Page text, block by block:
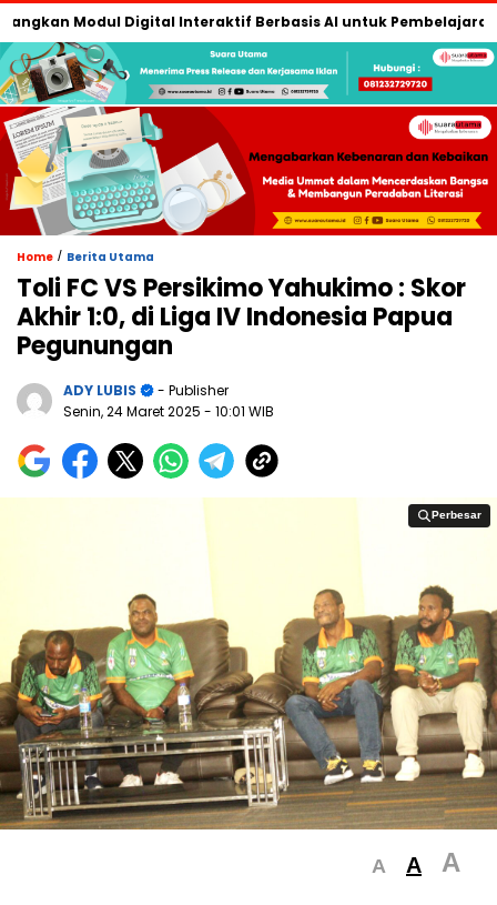
Modul Digital Interaktif Berbasis AI untuk Pembelajaran
Home / Berita Utama
Toli FC VS Persikimo Yahukimo : Skor
Akhir 1:0, di Liga IV Indonesia Papua
Pegunungan
ADY LUBIS
- Publisher
Senin, 24 Maret 2025 - 10:01 WIB
Perbesar
Perbesar
A A A